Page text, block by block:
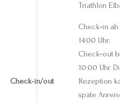
Triathlon
Check‑in/out
Check‑in ab
14:00 Uhr;
Check‑out
10:00 Uhr.
Rezeption
späte